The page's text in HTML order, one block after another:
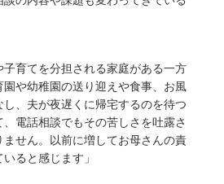
子育てを分担される家庭がある一方
や幼稚園の送り迎えや食事、お風
、夫が夜遅くに帰宅するのを待つ
電話相談でもその苦しさを吐露さ
せん。以前に増してお母さんの責
ると感じます」